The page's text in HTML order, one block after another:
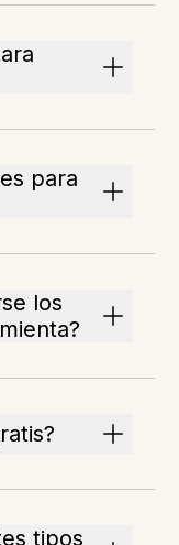
para
los
tipos